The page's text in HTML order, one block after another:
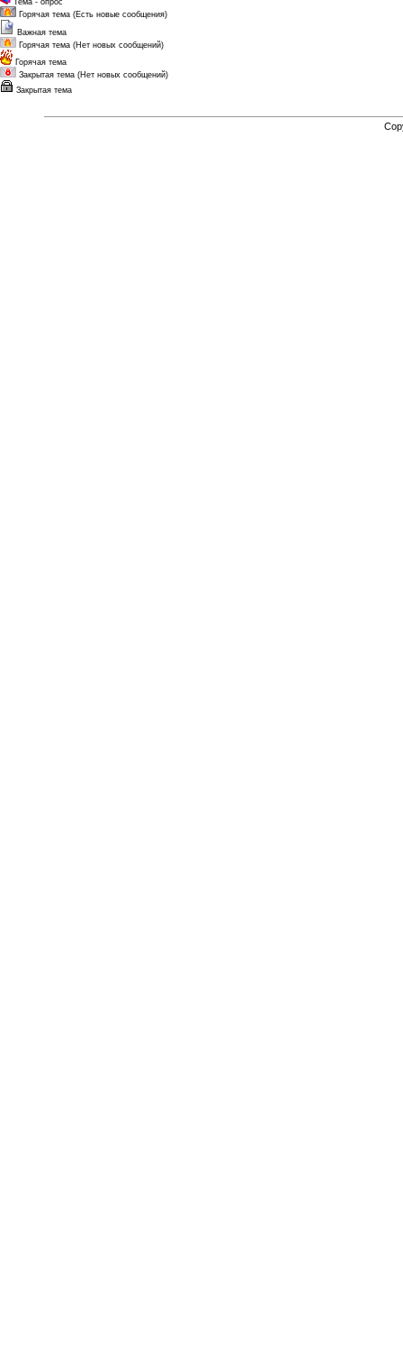
Тема - опрос
Горячая тема (Есть новые сообщения)
Важная тема
Горячая тема (Нет новых сообщений)
Горячая тема
Закрытая тема (Нет новых сообщений)
Закрытая тема